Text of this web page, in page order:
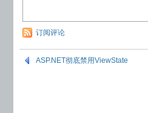
订阅评论
ASP.NET彻底禁用ViewState